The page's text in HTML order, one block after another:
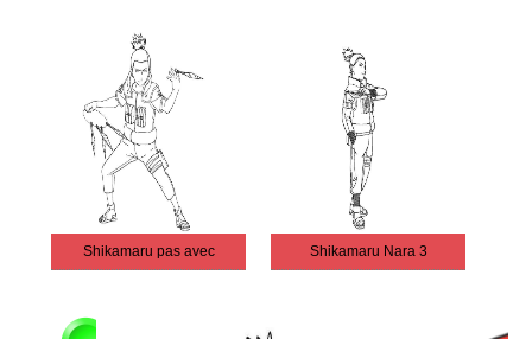
Shikamaru pas avec Shikamaru Nara 3